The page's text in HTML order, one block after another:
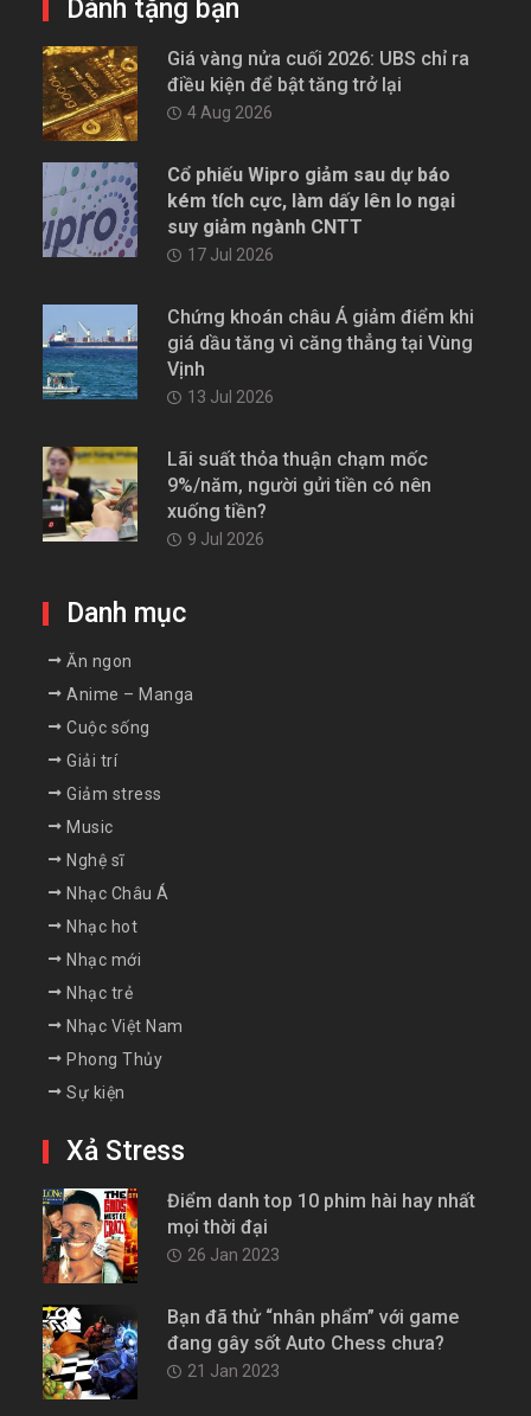
Dành tặng bạn
Giá vàng nửa cuối 2026: UBS chỉ ra
điều kiện để bật tăng trở lại
4 Aug 2026
Cổ phiếu Wipro giảm sau dự báo
kém tích cực, làm dấy lên lo ngại
suy giảm ngành CNTT
17 Jul 2026
Chứng khoán châu Á giảm điểm khi
giá dầu tăng vì căng thẳng tại Vùng
Vịnh
13 Jul 2026
Lãi suất thỏa thuận chạm mốc
9%/năm, người gửi tiền có nên
xuống tiền?
9 Jul 2026
Danh mục
Ăn ngon
Anime – Manga
Cuộc sống
Giải trí
Giảm stress
Music
Nghệ sĩ
Nhạc Châu Á
Nhạc hot
Nhạc mới
Nhạc trẻ
Nhạc Việt Nam
Phong Thủy
Sự kiện
Xả Stress
Điểm danh top 10 phim hài hay nhất
mọi thời đại
26 Jan 2023
Bạn đã thử “nhân phẩm” với game
đang gây sốt Auto Chess chưa?
21 Jan 2023